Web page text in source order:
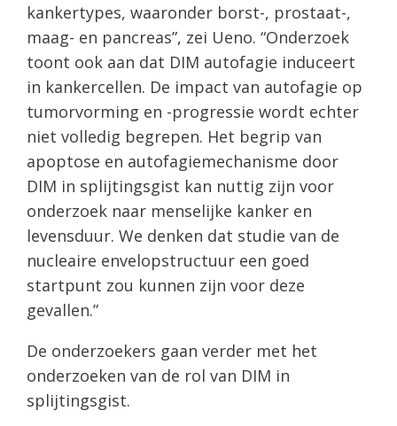
kankertypes, waaronder borst-, prostaat-,
maag- en pancreas”, zei Ueno. “Onderzoek
toont ook aan dat DIM autofagie induceert
in kankercellen. De impact van autofagie op
tumorvorming en -progressie wordt echter
niet volledig begrepen. Het begrip van
apoptose en autofagiemechanisme door
DIM in splijtingsgist kan nuttig zijn voor
onderzoek naar menselijke kanker en
levensduur. We denken dat studie van de
nucleaire envelopstructuur een goed
startpunt zou kunnen zijn voor deze
gevallen.”
De onderzoekers gaan verder met het
onderzoeken van de rol van DIM in
splijtingsgist.